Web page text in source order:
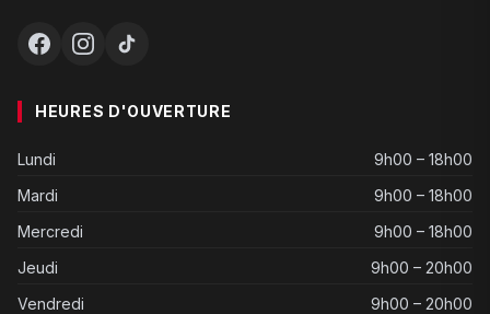
HEURES D'OUVERTURE
Lundi
9h00 – 18h00
Mardi
9h00 – 18h00
Mercredi
9h00 – 18h00
Jeudi
9h00 – 20h00
Vendredi
9h00 – 20h00